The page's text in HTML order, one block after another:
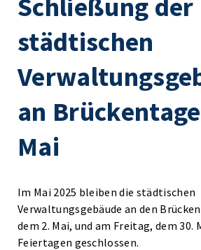
städtischen
an
Mai
Im Mai 2025 bleiben die städtischen
Verwaltungsgebäude an den
dem 2. Mai, und am Freitag, dem 30.
Feiertagen geschlossen.